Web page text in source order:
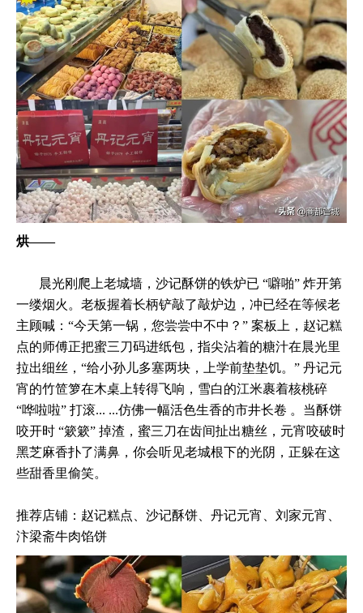
烘——
晨光刚爬上老城墙，沙记酥饼的铁炉已 “噼啪” 炸开第
一缕烟火。老板握着长柄铲敲了敲炉边，冲已经在等候老
主顾喊：“今天第一锅，您尝尝中不中？” 案板上，赵记糕
点的师傅正把蜜三刀码进纸包，指尖沾着的糖汁在晨光里
拉出细丝，“给小孙儿多塞两块，上学前垫垫饥。” 丹记元
宵的竹笸箩在木桌上转得飞响，雪白的江米裹着核桃碎
“哗啦啦” 打滚... ...仿佛一幅活色生香的市井长卷 。当酥饼
咬开时 “簌簌” 掉渣，蜜三刀在齿间扯出糖丝，元宵咬破时
黑芝麻香扑了满鼻，你会听见老城根下的光阴，正躲在这
些甜香里偷笑。
推荐店铺：赵记糕点、沙记酥饼、丹记元宵、刘家元宵、
汴梁斋牛肉馅饼